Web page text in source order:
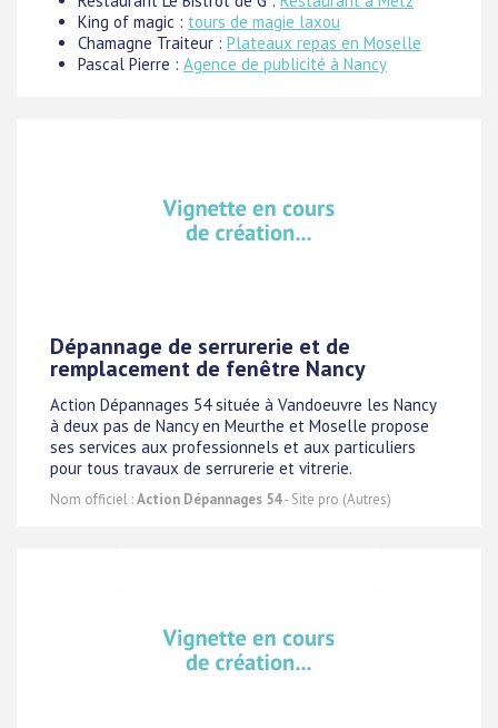
King of magic : tours de magie laxou
Chamagne Traiteur : Plateaux repas en Moselle
Pascal Pierre : Agence de publicité à Nancy
Dépannage de serrurerie et de
remplacement de fenêtre Nancy
Action Dépannages 54 située à Vandoeuvre les Nancy
à deux pas de Nancy en Meurthe et Moselle propose
ses services aux professionnels et aux particuliers
pour tous travaux de serrurerie et vitrerie.
Nom officiel :Action Dépannages 54- Site pro (Autres)